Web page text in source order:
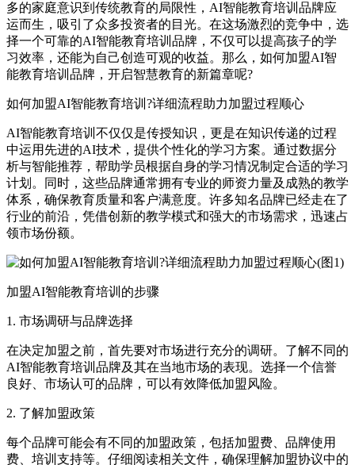
多的家庭意识到传统教育的局限性，AI智能教育培训品牌应
运而生，吸引了众多投资者的目光。在这场激烈的竞争中，选
择一个可靠的AI智能教育培训品牌，不仅可以提高孩子的学
习效率，还能为自己创造可观的收益。那么，如何加盟AI智
能教育培训品牌，开启智慧教育的新篇章呢?
如何加盟AI智能教育培训?详细流程助力加盟过程顺心
AI智能教育培训不仅仅是传授知识，更是在知识传递的过程
中运用先进的AI技术，提供个性化的学习方案。通过数据分
析与智能推荐，帮助学员根据自身的学习情况制定合适的学习
计划。同时，这些品牌通常拥有专业的师资力量及成熟的教学
体系，确保教育质量和客户满意度。许多知名品牌已经走在了
行业的前沿，凭借创新的教学模式和强大的市场需求，迅速占
领市场份额。
加盟AI智能教育培训的步骤
1. 市场调研与品牌选择
在决定加盟之前，首先要对市场进行充分的调研。了解不同的
AI智能教育培训品牌及其在当地市场的表现。选择一个信誉
良好、市场认可的品牌，可以有效降低加盟风险。
2. 了解加盟政策
每个品牌可能会有不同的加盟政策，包括加盟费、品牌使用
费、培训支持等。仔细阅读相关文件，确保理解加盟协议中的